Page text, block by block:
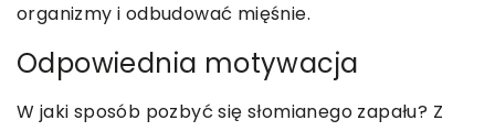
organizmy i odbudować mięśnie.
Odpowiednia motywacja
W jaki sposób pozbyć się słomianego zapału? Z